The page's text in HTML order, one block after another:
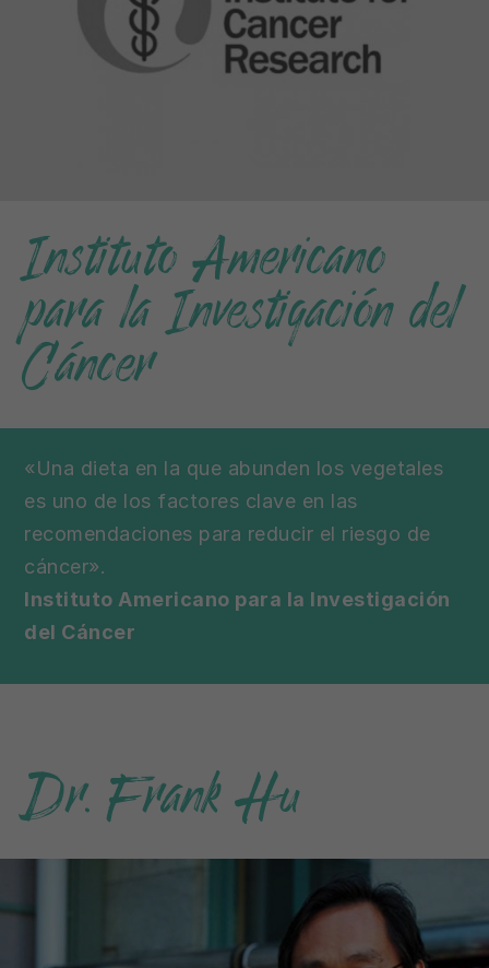
Instituto Americano
para la Investigación del
Cáncer
«Una dieta en la que abunden los vegetales
es uno de los factores clave en las
recomendaciones para reducir el riesgo de
cáncer».
Instituto Americano para la Investigación
del Cáncer
Dr. Frank Hu